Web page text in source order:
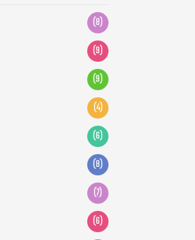
(8)
(9)
(9)
(4)
(6)
(8)
(7)
(6)